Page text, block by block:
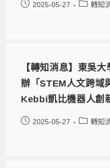
2025-05-27 轉知
【轉知消息】東吳
辦「STEM人文跨
Kebbi凱比機器人創
2025-05-27 轉知